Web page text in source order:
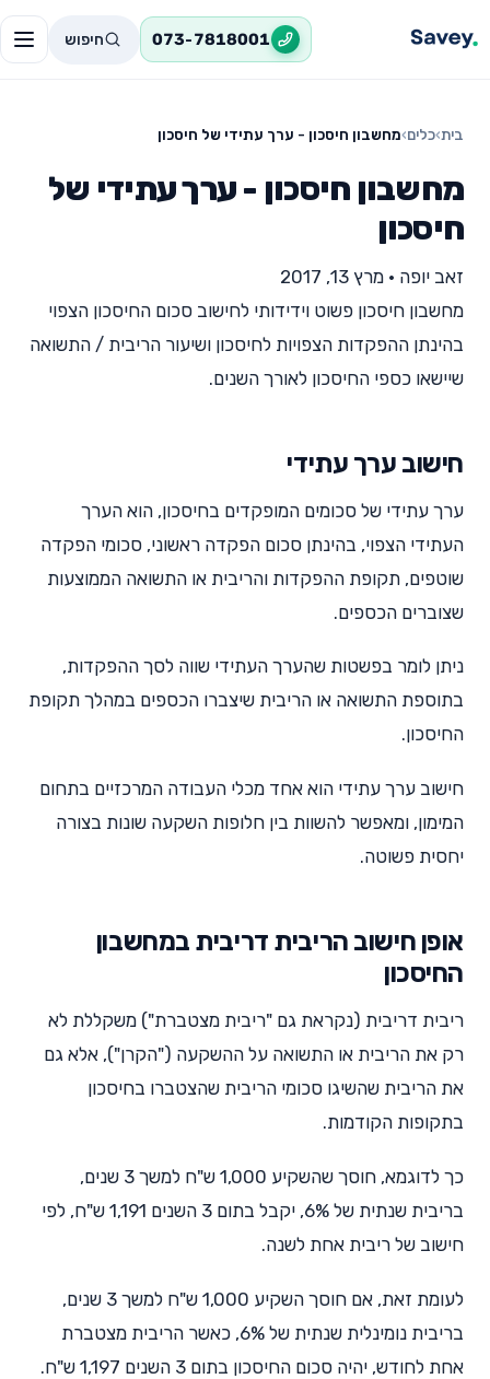
073-7818001 חיפוש
בית›כלים›מחשבון חיסכון - ערך עתידי של חיסכון
מחשבון חיסכון - ערך עתידי של
חיסכון
זאב יופה • מרץ 13, 2017
מחשבון חיסכון פשוט וידידותי לחישוב סכום החיסכון הצפוי
בהינתן ההפקדות הצפויות לחיסכון ושיעור הריבית / התשואה
שיישאו כספי החיסכון לאורך השנים.
חישוב ערך עתידי
ערך עתידי של סכומים המופקדים בחיסכון, הוא הערך
העתידי הצפוי, בהינתן סכום הפקדה ראשוני, סכומי הפקדה
שוטפים, תקופת ההפקדות והריבית או התשואה הממוצעות
שצוברים הכספים.
ניתן לומר בפשטות שהערך העתידי שווה לסך ההפקדות,
בתוספת התשואה או הריבית שיצברו הכספים במהלך תקופת
החיסכון.
חישוב ערך עתידי הוא אחד מכלי העבודה המרכזיים בתחום
המימון, ומאפשר להשוות בין חלופות השקעה שונות בצורה
יחסית פשוטה.
אופן חישוב הריבית דריבית במחשבון
החיסכון
ריבית דריבית (נקראת גם "ריבית מצטברת") משקללת לא
רק את הריבית או התשואה על ההשקעה ("הקרן"), אלא גם
את הריבית שהשיגו סכומי הריבית שהצטברו בחיסכון
בתקופות הקודמות.
כך לדוגמא, חוסך שהשקיע 1,000 ש"ח למשך 3 שנים,
בריבית שנתית של 6%, יקבל בתום 3 השנים 1,191 ש"ח, לפי
חישוב של ריבית אחת לשנה.
לעומת זאת, אם חוסך השקיע 1,000 ש"ח למשך 3 שנים,
בריבית נומינלית שנתית של 6%, כאשר הריבית מצטברת
אחת לחודש, יהיה סכום החיסכון בתום 3 השנים 1,197 ש"ח.